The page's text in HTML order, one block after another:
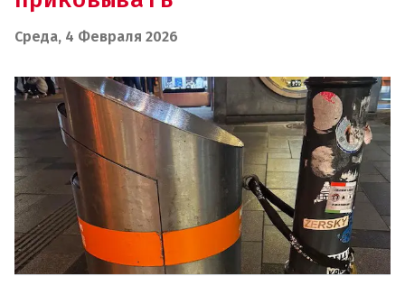
Среда, 4 Февраля 2026